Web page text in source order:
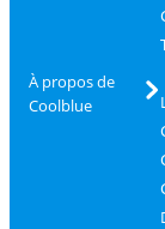
À propos de
Coolblue